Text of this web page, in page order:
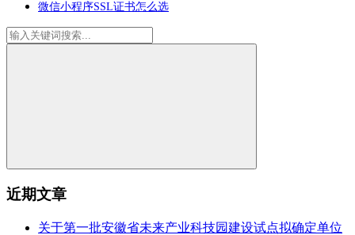
微信小程序SSL证书怎么选
近期文章
关于第一批安徽省未来产业科技园建设试点拟确定单位